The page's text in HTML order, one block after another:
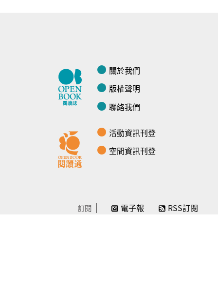
關於我們
版權聲明
聯絡我們
活動資訊刊登
空間資訊刊登
訂閱 電子報 RSS訂閱